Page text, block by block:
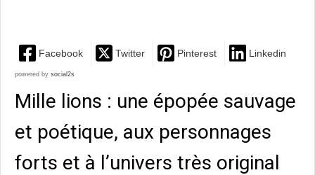
Facebook Twitter Pinterest Linkedin
powered by social2s
Mille lions : une épopée sauvage
et poétique, aux personnages
forts et à l’univers très original